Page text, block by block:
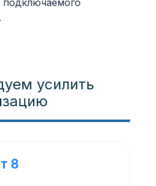
подключаемого
усилить
8